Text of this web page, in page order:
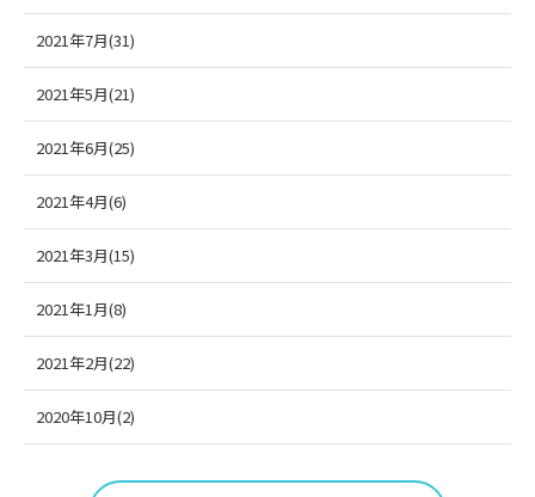
2021年7月(31)
2021年5月(21)
2021年6月(25)
2021年4月(6)
2021年3月(15)
2021年1月(8)
2021年2月(22)
2020年10月(2)